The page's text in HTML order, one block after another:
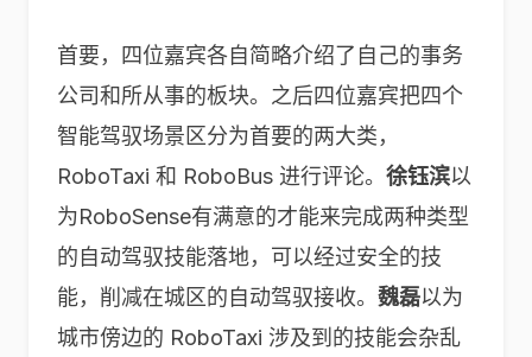
首要，四位嘉宾各自简略介绍了自己的事务
公司和所从事的板块。之后四位嘉宾把四个
智能驾驭场景区分为首要的两大类，
RoboTaxi 和 RoboBus 进行评论。 徐钰滨以
为RoboSense有满意的才能来完成两种类型
的自动驾驭技能落地，可以经过安全的技
能，削减在城区的自动驾驭接收。 魏磊以为
城市傍边的 RoboTaxi 涉及到的技能会杂乱